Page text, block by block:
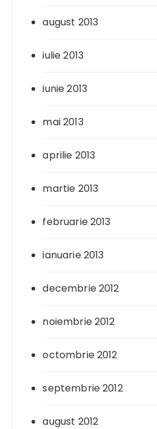
august 2013
iulie 2013
iunie 2013
mai 2013
aprilie 2013
martie 2013
februarie 2013
ianuarie 2013
decembrie 2012
noiembrie 2012
octombrie 2012
septembrie 2012
august 2012